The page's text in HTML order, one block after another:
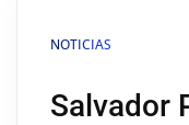
NOTICIAS
Salvador